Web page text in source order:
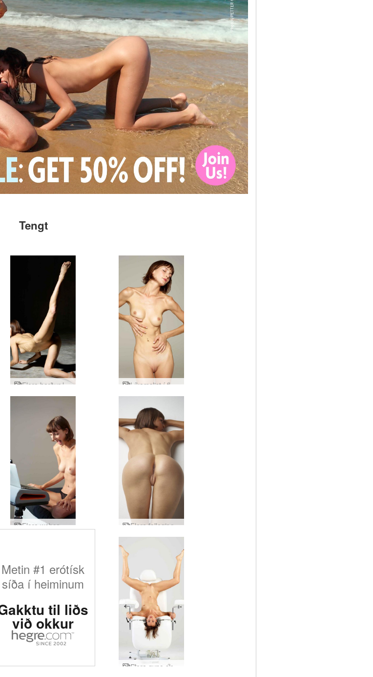
Tengt
Flora harður ljós hluti1 Líkamslist í flóru
Flora webcam action Flora fallegir rassinnar
Metin #1 erótísk
síða í heiminum
til liðs
við okkur